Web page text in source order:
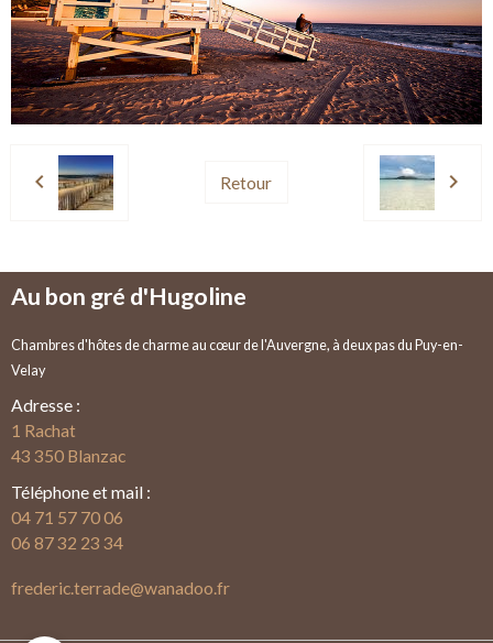
Retour
Au bon gré d'Hugoline
Chambres d'hôtes de charme au cœur de l'Auvergne, à deux pas du Puy-en-
Velay
Adresse :
1 Rachat
43 350 Blanzac
Téléphone et mail :
04 71 57 70 06
06 87 32 23 34
frederic.terrade@wanadoo.fr